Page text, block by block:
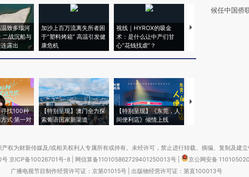
致多瑙河
二战沉船与
露出
加沙上百万流离失所者困
于“塑料烤箱” 高温引发健
康危机
视线｜HYROX的吸金
术：是什么让中产们甘
心“花钱找虐”？
马航飞行员跨国走私7万
寻找100种
式·第一对
【特别呈现】澳门全力探
索葡语国家新渠道
【特别呈现】《东莞，人
间便利店》倾情上线
【推广】走进第四届链
候任中国侨
权为财新传媒及/或相关权利人专属所有或持有。未经许可，禁止进行转载、摘编、复制及建立
号京ICP备10026701号-8 网信算备110105862729401250013号
京公网安备
广播电视节目制作经营许可证：京第01015号| 出版物经营许可证：第直100013号